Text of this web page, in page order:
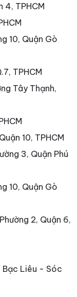
4, TPHCM
10, Quận Gò
TPHCM
Tây Thạnh,
10, TPHCM
3, Quận Phú
10, Quận Gò
2, Quận 6,
Liêu - Sóc